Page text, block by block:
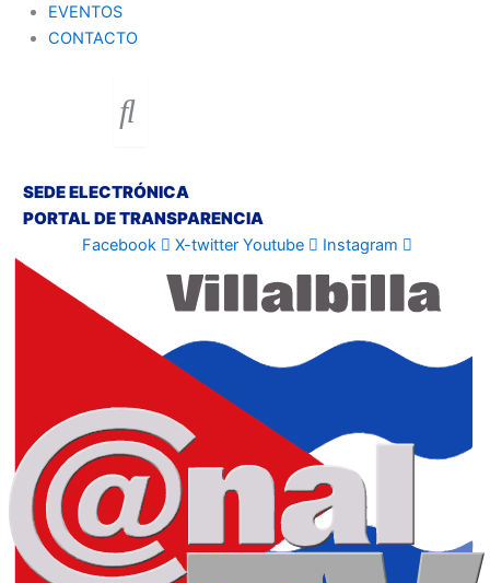
EVENTOS
CONTACTO
SEDE ELECTRÓNICA
PORTAL DE TRANSPARENCIA
Facebook X-twitter Youtube Instagram